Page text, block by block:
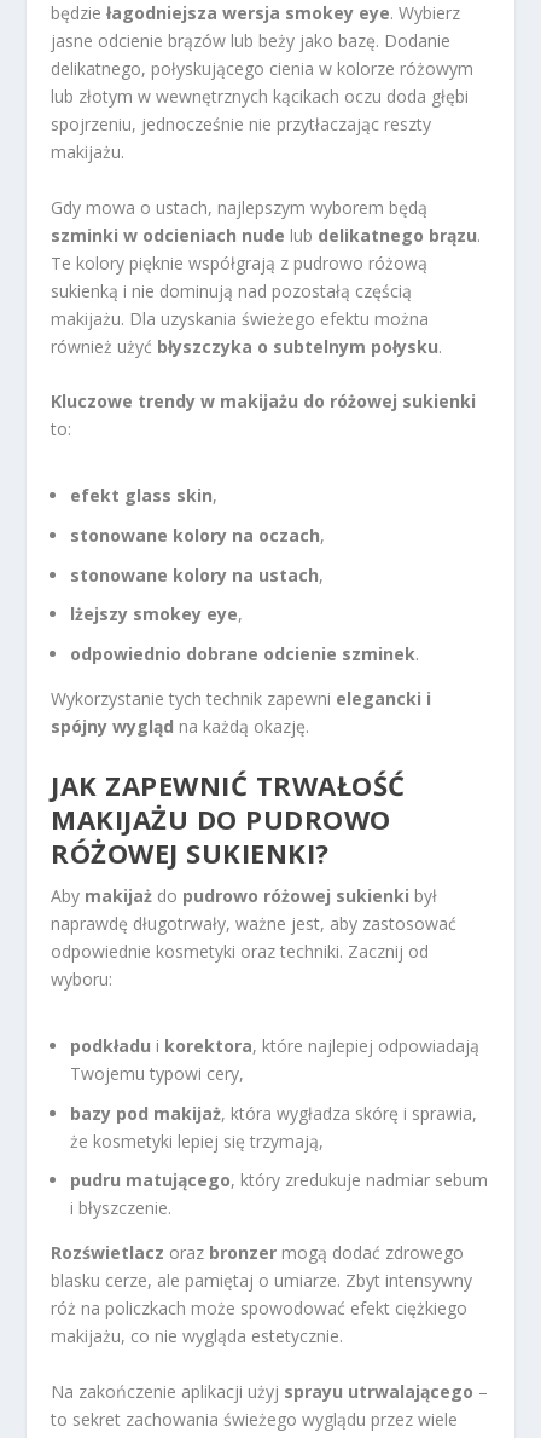
będziełagodniejsza wersja smokey eye. Wybierz
jasne odcienie brązów lub beży jako bazę. Dodanie
delikatnego, połyskującego cienia w kolorze różowym
lub złotym w wewnętrznych kącikach oczu doda głębi
spojrzeniu, jednocześnie nie przytłaczając reszty
makijażu.
Gdy mowa o ustach, najlepszym wyborem będą
szminki w odcieniach nude lub delikatnego brązu.
Te kolory pięknie współgrają z pudrowo różową
sukienką i nie dominują nad pozostałą częścią
makijażu. Dla uzyskania świeżego efektu można
również użyć błyszczyka o subtelnym połysku.
Kluczowe trendy w makijażu do różowej sukienki
to:
efekt glass skin,
stonowane kolory na oczach,
stonowane kolory na ustach,
lżejszy smokey eye,
odpowiednio dobrane odcienie szminek.
Wykorzystanie tych technik zapewni elegancki i
spójny wygląd na każdą okazję.
JAK ZAPEWNIĆ TRWAŁOŚĆ
MAKIJAŻU DO PUDROWO
RÓŻOWEJ SUKIENKI?
Aby makijaż do pudrowo różowej sukienki był
naprawdę długotrwały, ważne jest, aby zastosować
odpowiednie kosmetyki oraz techniki. Zacznij od
wyboru:
podkładu i korektora, które najlepiej odpowiadają
Twojemu typowi cery,
bazy pod makijaż, która wygładza skórę i sprawia,
że kosmetyki lepiej się trzymają,
pudru matującego, który zredukuje nadmiar sebum
i błyszczenie.
Rozświetlacz oraz bronzer mogą dodać zdrowego
blasku cerze, ale pamiętaj o umiarze. Zbyt intensywny
róż na policzkach może spowodować efekt ciężkiego
makijażu, co nie wygląda estetycznie.
Na zakończenie aplikacji użyj sprayu utrwalającego –
to sekret zachowania świeżego wyglądu przez wiele